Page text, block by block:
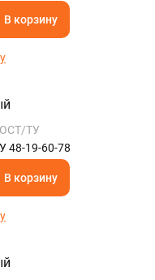
В корзину
ТУ
48-19-60-78
В корзину